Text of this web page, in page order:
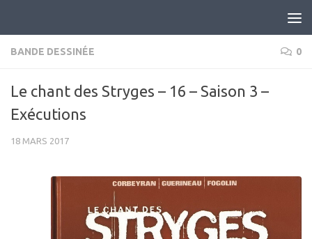
BANDE DESSINÉE 0
Le chant des Stryges – 16 – Saison 3 –
Exécutions
18 MARS 2017